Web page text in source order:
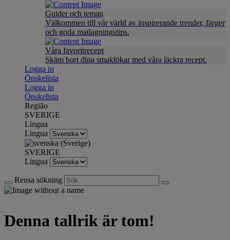
Guider och teman
Välkommen till vår värld av inspirerande trender, färger
och goda matlagningstips.
Våra favoritrecept
Skäm bort dina smaklökar med våra läckra recept.
Logga in
Önskelista
Logga in
Önskelista
Região
SVERIGE
Lingua
Lingua
SVERIGE
Lingua
Rensa sökning
Denna tallrik är tom!